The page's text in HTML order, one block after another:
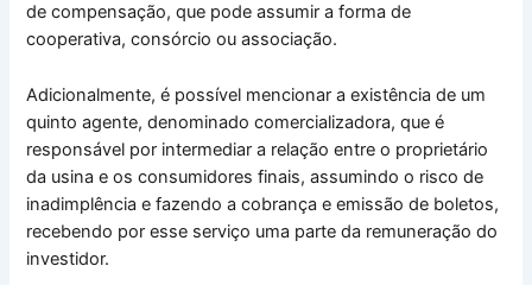
de compensação, que pode assumir a forma de
cooperativa, consórcio ou associação.
Adicionalmente, é possível mencionar a existência de um
quinto agente, denominado comercializadora, que é
responsável por intermediar a relação entre o proprietário
da usina e os consumidores finais, assumindo o risco de
inadimplência e fazendo a cobrança e emissão de boletos,
recebendo por esse serviço uma parte da remuneração do
investidor.